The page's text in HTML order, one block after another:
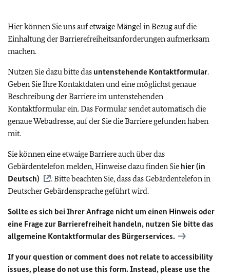
Hier können Sie uns auf etwaige Mängel in Bezug auf die
Einhaltung der Barrierefreiheitsanforderungen aufmerksam
machen.
Nutzen Sie dazu bitte das untenstehende Kontaktformular.
Geben Sie Ihre Kontaktdaten und eine möglichst genaue
Beschreibung der Barriere im untenstehenden
Kontaktformular ein. Das Formular sendet automatisch die
genaue Webadresse, auf der Sie die Barriere gefunden haben
mit.
Sie können eine etwaige Barriere auch über das
Gebärdentelefon melden, Hinweise dazu finden Sie hier (in
Deutsch)
. Bitte beachten Sie, dass das Gebärdentelefon in
Deutscher Gebärdensprache geführt wird.
Sollte es sich bei Ihrer Anfrage nicht um einen Hinweis oder
eine Frage zur Barrierefreiheit handeln, nutzen Sie bitte das
allgemeine Kontaktformular des Bürgerservices.
If your question or comment does not relate to accessibility
issues, please do not use this form. Instead, please use the